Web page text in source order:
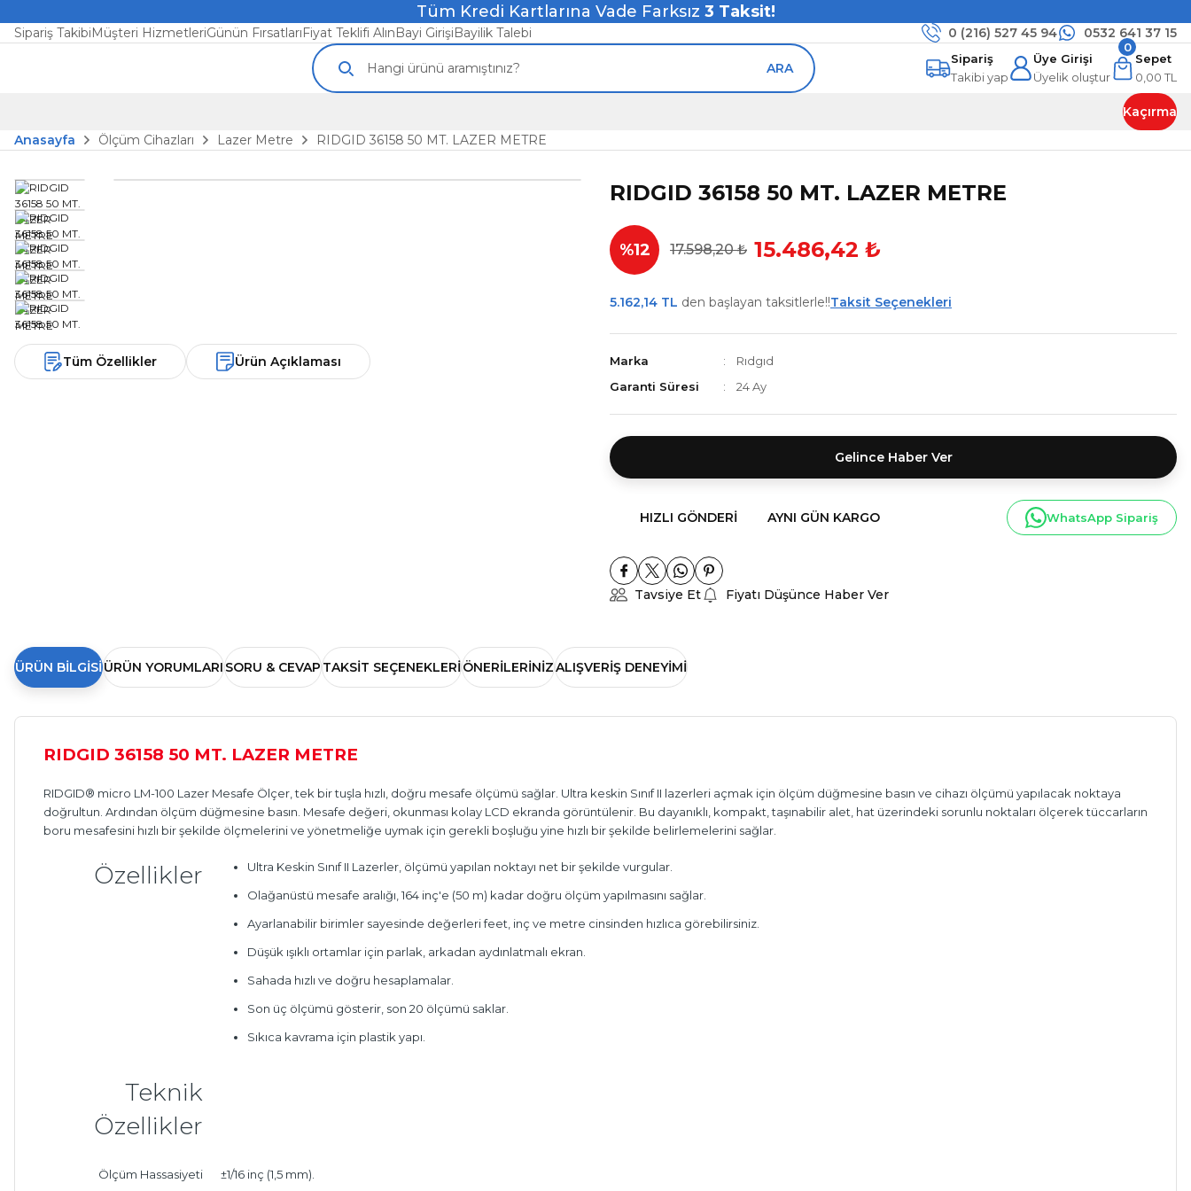
Tüm Kredi Kartlarına Vade Farksız 3 Taksit!
Sipariş TakibiMüşteri HizmetleriGünün FırsatlarıFiyat Teklifi AlınBayi GirişiBayilik Talebi 0 (216) 527 45 94 0532 641 37 15
ARA
Sipariş
Takibi yap
Üye Girişi
Üyelik oluştur
Sepet
0,00 TL
0
Kaçırma
Anasayfa
Ölçüm Cihazları Lazer Metre RIDGID 36158 50 MT. LAZER METRE
Tüm Özellikler Ürün Açıklaması
RIDGID 36158 50 MT. LAZER METRE
%12 17.598,20 ₺ 15.486,42 ₺
5.162,14 TL den başlayan taksitlerle!!Taksit Seçenekleri
Marka
Rıdgıd
Garanti Süresi
24 Ay
Gelince Haber Ver
HIZLI GÖNDERI AYNI GÜN KARGO WhatsApp Sipariş
Tavsiye Et Fiyatı Düşünce Haber Ver
ÜRÜN BILGISI ÜRÜN YORUMLARISORU & CEVAPTAKSIT SEÇENEKLERIÖNERILERINIZALIŞVERIŞ DENEYIMI
RIDGID 36158 50 MT. LAZER METRE
RIDGID® micro LM-100 Lazer Mesafe Ölçer, tek bir tuşla hızlı, doğru mesafe ölçümü sağlar. Ultra keskin Sınıf II lazerleri açmak için ölçüm düğmesine basın ve cihazı ölçümü yapılacak noktaya
doğrultun. Ardından ölçüm düğmesine basın. Mesafe değeri, okunması kolay LCD ekranda görüntülenir. Bu dayanıklı, kompakt, taşınabilir alet, hat üzerindeki sorunlu noktaları ölçerek tüccarların
boru mesafesini hızlı bir şekilde ölçmelerini ve yönetmeliğe uymak için gerekli boşluğu yine hızlı bir şekilde belirlemelerini sağlar.
Özellikler
Ultra Keskin Sınıf II Lazerler, ölçümü yapılan noktayı net bir şekilde vurgular.
Olağanüstü mesafe aralığı, 164 inç'e (50 m) kadar doğru ölçüm yapılmasını sağlar.
Ayarlanabilir birimler sayesinde değerleri feet, inç ve metre cinsinden hızlıca görebilirsiniz.
Düşük ışıklı ortamlar için parlak, arkadan aydınlatmalı ekran.
Sahada hızlı ve doğru hesaplamalar.
Son üç ölçümü gösterir, son 20 ölçümü saklar.
Sıkıca kavrama için plastik yapı.
Teknik
Özellikler
Ölçüm Hassasiyeti ±1/16 inç (1,5 mm).